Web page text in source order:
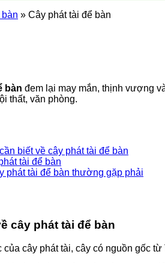
» Cây phát tài để bàn
bàn đem lại may mắn, thịnh vượng
thất, văn phòng.
biết về cây phát tài để bàn
tài để bàn
phát tài để bàn thường gặp phải
cây phát tài để bàn
của cây phát tài, cây có nguồn gốc